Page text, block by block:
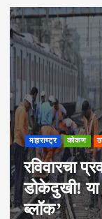
महाराष्ट्र कोकण
रविवारचा
डोकेदुखी! या
ब्लॉक’